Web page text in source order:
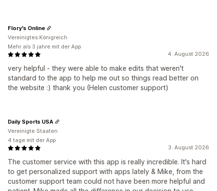
4. August 2026
very helpful - they were able to make edits that weren't
standard to the app to help me out so things read better on
the website :) thank you (Helen customer support)
Flory's Online
Vereinigtes Königreich
Mehr als 3 jahre mit der App
3. August 2026
The customer service with this app is really incredible. It's hard
to get personalized support with apps lately & Mike, from the
customer support team could not have been more helpful and
Daily Sports USA
Vereinigte Staaten
4 tage mit der App